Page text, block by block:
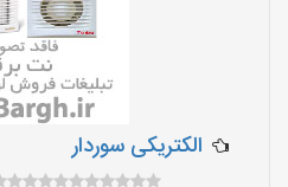
الکتریکی سوردار